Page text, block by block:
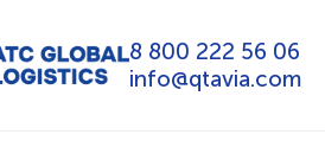
8 800 222 56 06
info@qtavia.com